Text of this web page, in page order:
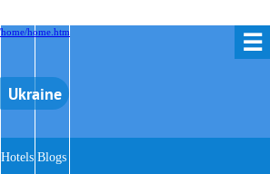
☰
Ukraine
Hotels Blogs